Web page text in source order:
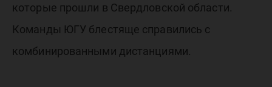
которые прошли в Свердловской области.
Команды ЮГУ блестяще справились с
комбинированными дистанциями.